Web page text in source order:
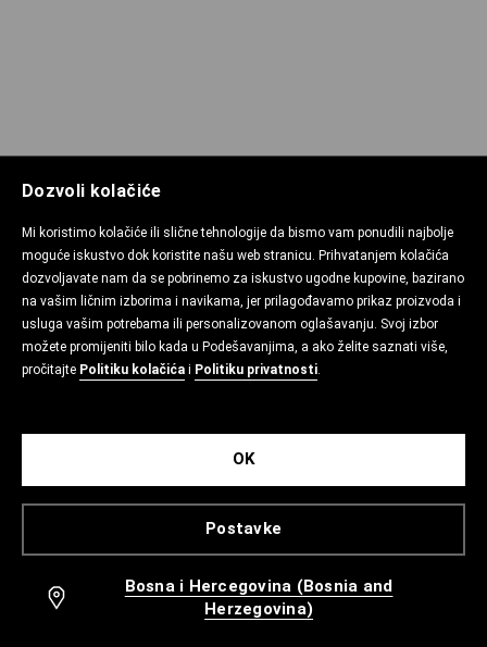
Dozvoli kolačiće
Mi koristimo kolačiće ili slične tehnologije da bismo vam ponudili najbolje
moguće iskustvo dok koristite našu web stranicu. Prihvatanjem kolačića
dozvoljavate nam da se pobrinemo za iskustvo ugodne kupovine, bazirano
na vašim ličnim izborima i navikama, jer prilagođavamo prikaz proizvoda i
usluga vašim potrebama ili personalizovanom oglašavanju. Svoj izbor
možete promijeniti bilo kada u Podešavanjima, a ako želite saznati više,
pročitajte Politiku kolačića i Politiku privatnosti.
Postavke
OK
Bosna i Hercegovina (Bosnia and
Herzegovina)